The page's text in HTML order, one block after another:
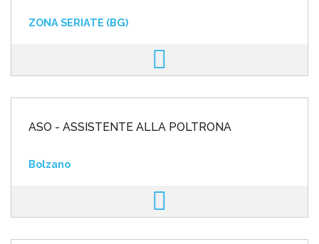
ZONA SERIATE (BG)
ASO - ASSISTENTE ALLA POLTRONA
Bolzano